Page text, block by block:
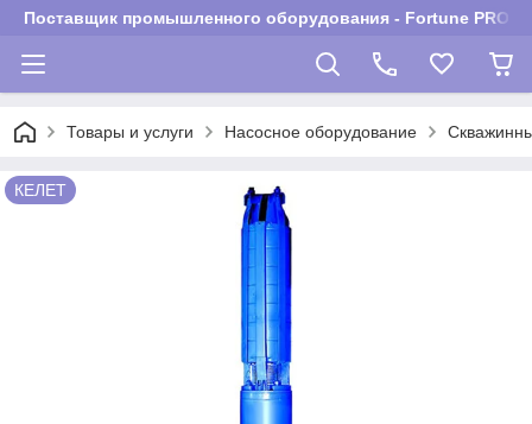
Поставщик промышленного оборудования - Fortune PROM
Товары и услуги Насосное оборудование
КЕЛЕТ